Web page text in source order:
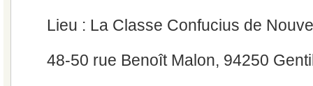
Lieu : La Classe Confucius de
48-50 rue Benoît Malon, 94250